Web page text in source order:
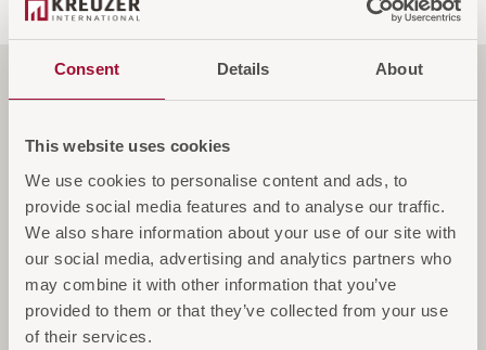
Consent Details About
This website uses cookies
We use cookies to personalise content and ads, to
provide social media features and to analyse our traffic.
We also share information about your use of our site with
our social media, advertising and analytics partners who
may combine it with other information that you’ve
provided to them or that they’ve collected from your use
of their services.
Spezifikationen
Service & Garantie